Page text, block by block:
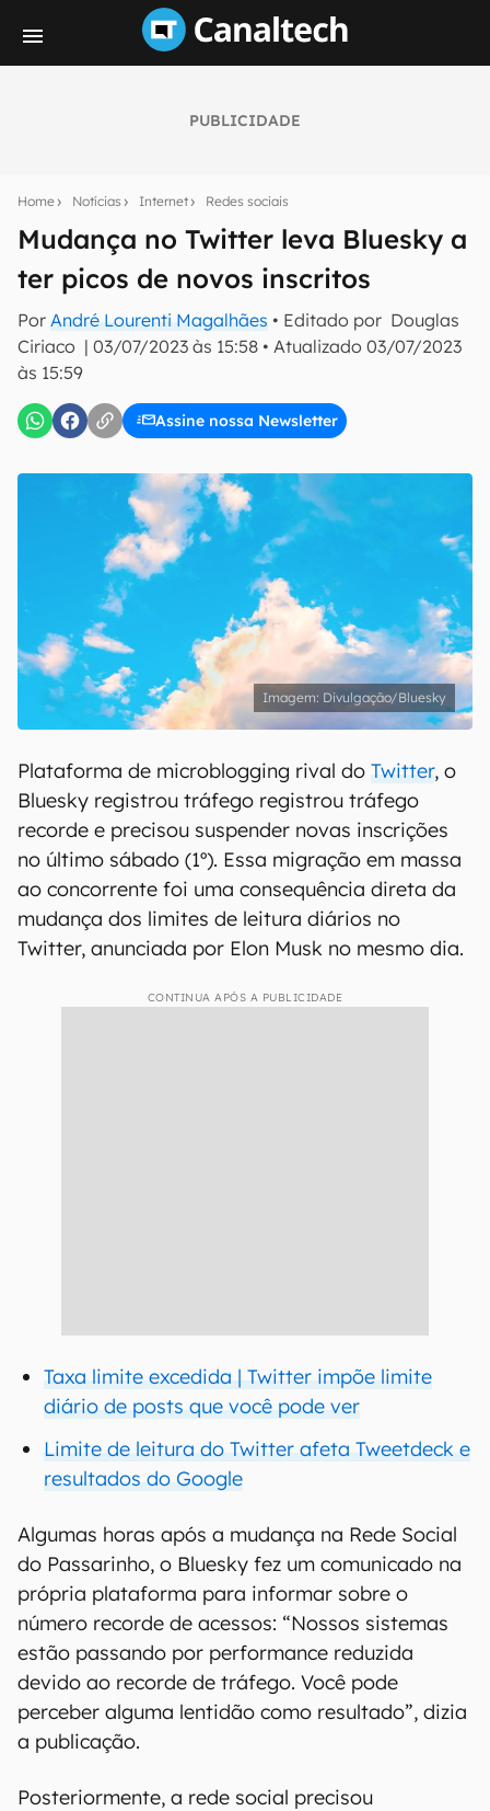
PUBLICIDADE
Home Notícias Internet Redes sociais
Mudança no Twitter leva Bluesky a
ter picos de novos inscritos
Por André Lourenti Magalhães • Editado por Douglas
Ciriaco | 03/07/2023 às 15:58 • Atualizado 03/07/2023
às 15:59
Assine nossa Newsletter
notícias e reviews sobre tecnologia em primeira
mão.
E-mail
Confirmo que li, aceito e concordo com os
Divulgação/Bluesky
Plataforma de microblogging rival do Twitter, o
Bluesky registrou tráfego registrou tráfego
recorde e precisou suspender novas inscrições
no último sábado (1º). Essa migração em massa
ao concorrente foi uma consequência direta da
mudança dos limites de leitura diários no
Twitter, anunciada por Elon Musk no mesmo dia.
CONTINUA APÓS A PUBLICIDADE
Taxa limite excedida | Twitter impõe limite
diário de posts que você pode ver
Limite de leitura do Twitter afeta Tweetdeck e
resultados do Google
Algumas horas após a mudança na Rede Social
do Passarinho, o Bluesky fez um comunicado na
própria plataforma para informar sobre o
número recorde de acessos: “Nossos sistemas
estão passando por performance reduzida
devido ao recorde de tráfego. Você pode
perceber alguma lentidão como resultado”, dizia
a publicação.
Posteriormente, a rede social precisou